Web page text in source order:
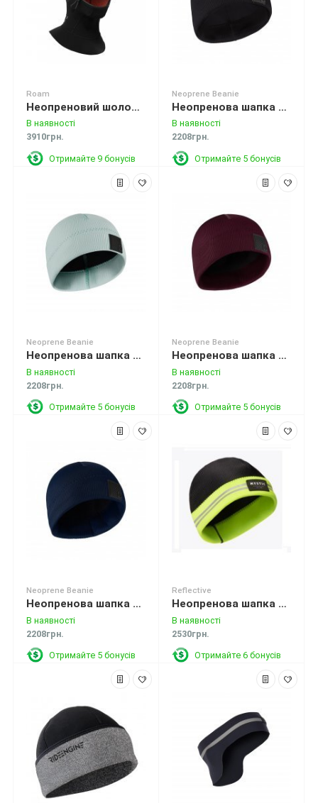
Roam
Неопреновий шолом Mystic Roam Hood Long 3mm Black
В наявності
3910грн.
Отримайте 9 бонусів
Neoprene Beanie
Неопренова шапка Mystic Beanie Neoprene 2mm Black
В наявності
2208грн.
Отримайте 5 бонусів
Neoprene Beanie
Неопренова шапка Mystic Beanie Neoprene 2mm Mist Mint
В наявності
2208грн.
Отримайте 5 бонусів
Neoprene Beanie
Неопренова шапка Mystic Beanie Neoprene 2mm Oxblood Red
В наявності
2208грн.
Отримайте 5 бонусів
Neoprene Beanie
Неопренова шапка Mystic Beanie Neoprene 2mm Petrol
В наявності
2208грн.
Отримайте 5 бонусів
Reflective
Неопренова шапка Mystic Beanie Neoprene Reflective 2mm
В наявності
2530грн.
Отримайте 6 бонусів